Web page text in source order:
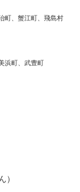
町、蟹江町、飛島村
浜町、武豊町
）